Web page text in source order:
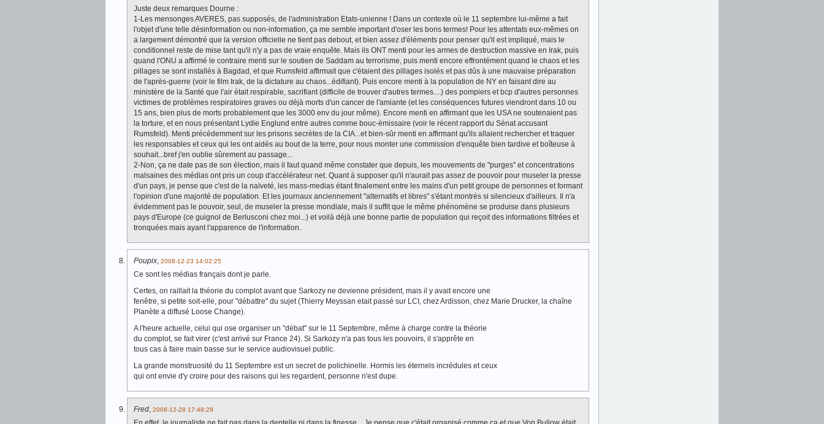
Juste deux remarques Dourne :
1-Les mensonges AVERES, pas supposés, de l'administration Etats-unienne ! Dans un contexte où le 11 septembre lui-même a fait
l'objet d'une telle désinformation ou non-information, ça me semble important d'oser les bons termes! Pour les attentats eux-mêmes on
a largement démontré que la version officielle ne tient pas debout, et bien assez d'éléments pour penser qu'il est impliqué, mais le
conditionnel reste de mise tant qu'il n'y a pas de vraie enquête. Mais ils ONT menti pour les armes de destruction massive en Irak, puis
quand l'ONU a affirmé le contraire menti sur le soutien de Saddam au terrorisme, puis menti encore effrontément quand le chaos et les
pillages se sont installés à Bagdad, et que Rumsfeld affirmait que c'étaient des pillages isolés et pas dûs à une mauvaise préparation
de l'après-guerre (voir le film Irak, de la dictature au chaos...édifiant). Puis encore menti à la population de NY en faisant dire au
ministère de la Santé que l'air était respirable, sacrifiant (difficile de trouver d'autres termes....) des pompiers et bcp d'autres personnes
victimes de problèmes respiratoires graves ou déjà morts d'un cancer de l'amiante (et les conséquences futures viendront dans 10 ou
15 ans, bien plus de morts probablement que les 3000 env du jour même). Encore menti en affirmant que les USA ne soutenaient pas
la torture, et en nous présentant Lydie Englund entre autres comme bouc-émissaire (voir le récent rapport du Sénat accusant
Rumsfeld). Menti précédemment sur les prisons secrètes de la CIA...et bien-sûr menti en affirmant qu'ils allaient rechercher et traquer
les responsables et ceux qui les ont aidés au bout de la terre, pour nous monter une commission d'enquête bien tardive et boîteuse à
souhait...bref j'en oublie sûrement au passage...
2-Non, ça ne date pas de son élection, mais il faut quand même constater que depuis, les mouvements de "purges" et concentrations
malsaines des médias ont pris un coup d'accélérateur net. Quant à supposer qu'il n'aurait pas assez de pouvoir pour museler la presse
d'un pays, je pense que c'est de la naïveté, les mass-medias étant finalement entre les mains d'un petit groupe de personnes et formant
l'opinion d'une majorité de population. Et les journaux anciennement "alternatifs et libres" s'étant montrés si silencieux d'ailleurs. Il n'a
évidemment pas le pouvoir, seul, de museler la presse mondiale, mais il suffit que le même phénomène se produise dans plusieurs
pays d'Europe (ce guignol de Berlusconi chez moi...) et voilà déjà une bonne partie de population qui reçoit des informations filtrées et
tronquées mais ayant l'apparence de l'information.
Poupix, 2008-12-23 14:02:25
Ce sont les médias français dont je parle.
Certes, on raillait la théorie du complot avant que Sarkozy ne devienne président, mais il y avait encore une
fenêtre, si petite soit-elle, pour "débattre" du sujet (Thierry Meyssan etait passé sur LCI, chez Ardisson, chez Marie Drucker, la chaîne
Planète a diffusé Loose Change).
A l'heure actuelle, celui qui ose organiser un "débat" sur le 11 Septembre, même à charge contre la théorie
du complot, se fait virer (c'est arrivé sur France 24). Si Sarkozy n'a pas tous les pouvoirs, il s'apprête en
tous cas à faire main basse sur le service audiovisuel public.
La grande monstruosité du 11 Septembre est un secret de polichinelle. Hormis les éternels incrédules et ceux
qui ont envie d'y croire pour des raisons qui les regardent, personne n'est dupe.
Fred, 2008-12-28 17:48:29